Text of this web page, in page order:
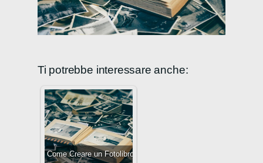
Ti potrebbe interessare anche:
Come Creare un Fotolibro